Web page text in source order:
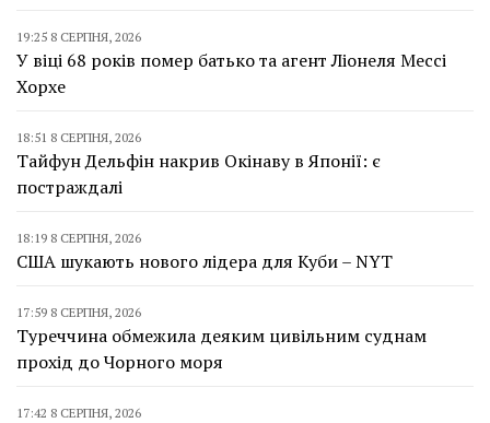
19:25 8 СЕРПНЯ, 2026
У віці 68 років помер батько та агент Ліонеля Мессі
Хорхе
18:51 8 СЕРПНЯ, 2026
Тайфун Дельфін накрив Окінаву в Японії: є
постраждалі
18:19 8 СЕРПНЯ, 2026
США шукають нового лідера для Куби – NYT
17:59 8 СЕРПНЯ, 2026
Туреччина обмежила деяким цивільним суднам
прохід до Чорного моря
17:42 8 СЕРПНЯ, 2026